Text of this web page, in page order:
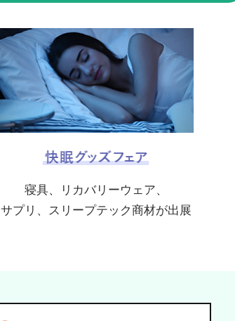
寝具、リカバリーウェア、
サプリ、スリープテック商材が出展